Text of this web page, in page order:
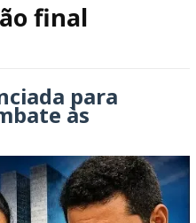
final
para
às